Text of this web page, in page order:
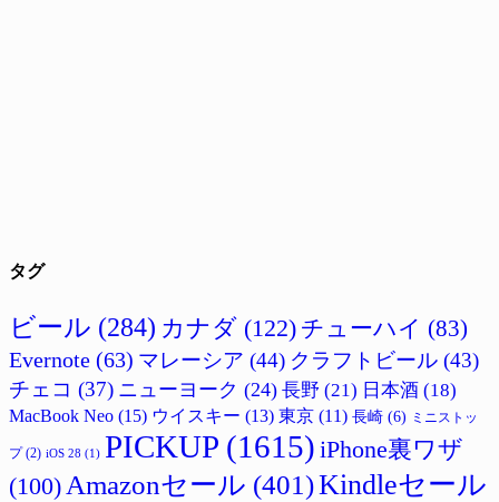
タグ
ビール (284) カナダ (122) チューハイ (83)
Evernote (63) マレーシア (44) クラフトビール (43)
チェコ (37) ニューヨーク (24) 長野 (21) 日本酒 (18)
MacBook Neo (15) ウイスキー (13) 東京 (11) 長崎 (6) ミニストッ
プ(2) iOS 28 (1) PICKUP (1615) iPhone裏ワザ
(100) Amazonセール (401)Kindleセール